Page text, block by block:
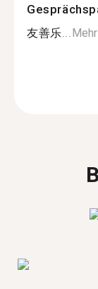
友善乐...